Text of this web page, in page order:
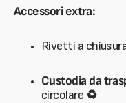
Accessori extra:
Rivetti a
Custodia da
circolare ♻️